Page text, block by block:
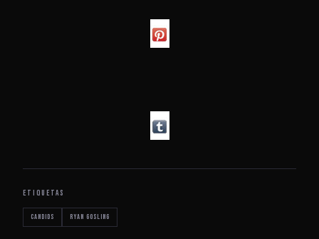
ETIQUETAS
Candids Ryan Gosling